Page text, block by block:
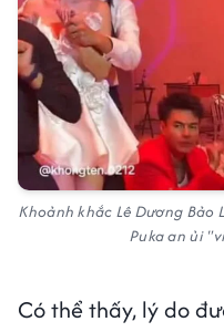
Khoảnh khắc Lê Dương Bảo
Puka an ủi
Có thể thấy, lý do